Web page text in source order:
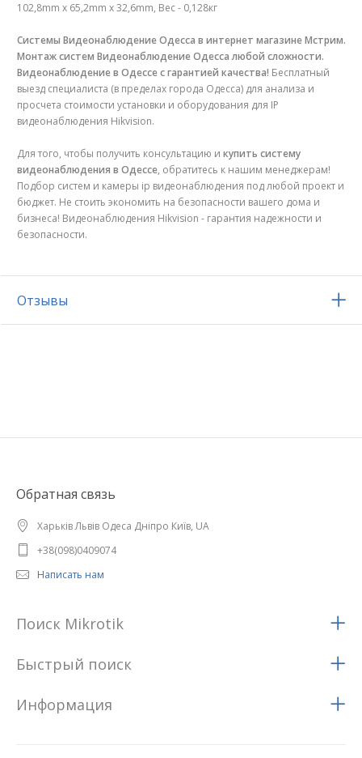
102,8mm х 65,2mm х 32,6mm, Вес - 0,128кг
Системы Видеонаблюдение Одесса в интернет магазине Мстрим.
Монтаж систем Видеонаблюдение Одесса любой сложности.
Видеонаблюдение в Одессе с гарантией качества! Бесплатный
выезд специалиста (в пределах города Одесса) для анализа и
просчета стоимости установки и оборудования для IP
видеонаблюдения Hikvision.
Для того, чтобы получить консультацию и купить систему
видеонаблюдения в Одессе, обратитесь к нашим менеджерам!
Подбор систем и камеры ip видеонаблюдения под любой проект и
бюджет. Не стоить экономить на безопасности вашего дома и
бизнеса! Видеонаблюдения Hikvision - гарантия надежности и
безопасности.
Отзывы
Обратная связь
Харьків Львів Одеса Дніпро Київ, UA
+38(098)0409074
Написать нам
Поиск Mikrotik
Быстрый поиск
Информация